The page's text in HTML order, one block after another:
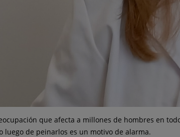
que afecta a millones de hombres en
luego de peinarlos es un motivo de alarma.